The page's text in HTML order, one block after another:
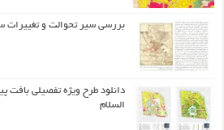
بررسی سیر تحوالت و تغییرات
دانلود طرح ويژه تفصيلي بافت
السلام